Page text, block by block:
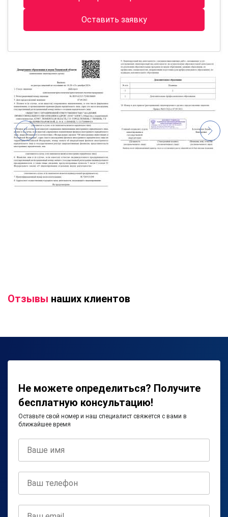
Оставить заявку
Отзывы наших клиентов
Не можете определиться? Получите
бесплатную консультацию!
Оставьте свой номер и наш специалист свяжется с вами в
ближайшее время